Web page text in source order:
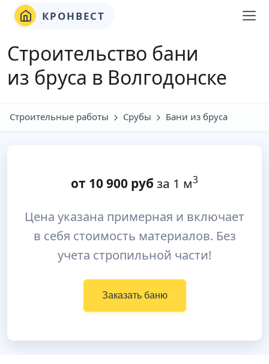
КРОНВЕСТ
Строительство бани
из бруса в Волгодонске
Строительные работы Срубы Бани из бруса
от 10 900 руб за 1 м3
Цена указана примерная и включает
в себя стоимость материалов. Без
учета стропильной части!
Заказать баню